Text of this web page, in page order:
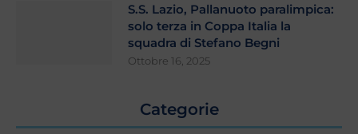
S.S. Lazio, Pallanuoto paralimpica:
solo terza in Coppa Italia la
squadra di Stefano Begni
Ottobre 16, 2025
Categorie